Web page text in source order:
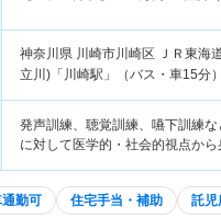
神奈川県 川崎市川崎区 ＪＲ東海
立川)「川崎駅」（バス・車15分
発声訓練、聴覚訓練、嚥下訓練
に対して医学的・社会的視点か
勤可 住宅手当・補助 託児